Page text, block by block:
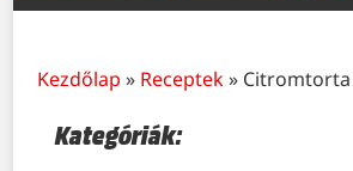
Kezdőlap » Receptek» Citromtorta
Kategóriák: